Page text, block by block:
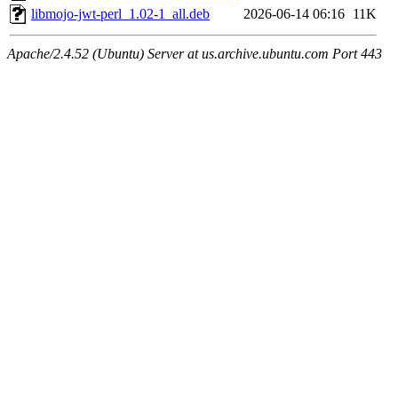
libmojo-jwt-perl_1.02-1_all.deb
2026-06-14 06:16 11K
Apache/2.4.52 (Ubuntu) Server at us.archive.ubuntu.com Port 443